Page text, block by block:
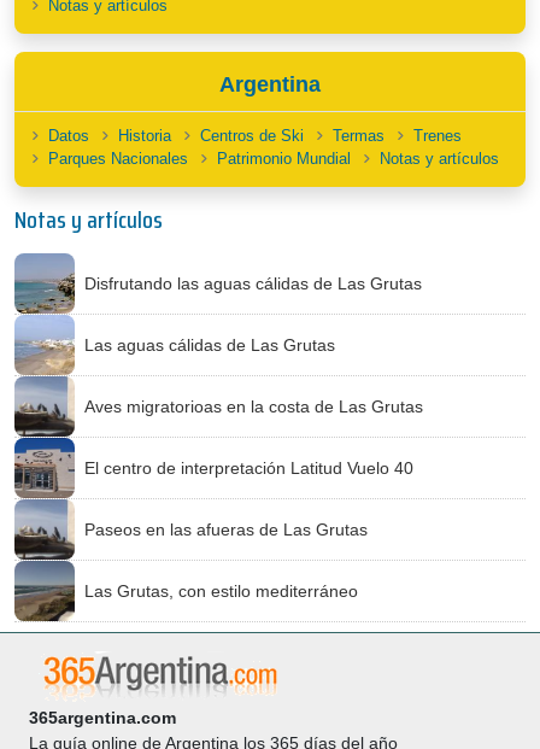
Notas y artículos
Argentina
Datos Historia Centros de Ski Termas
Trenes
Parques Nacionales
Patrimonio Mundial Notas y artículos
Notas y artículos
Disfrutando las aguas cálidas de Las Grutas
Las aguas cálidas de Las Grutas
Aves migratorioas en la costa de Las Grutas
El centro de interpretación Latitud Vuelo 40
Paseos en las afueras de Las Grutas
Las Grutas, con estilo mediterráneo
365argentina.com
La guía online de Argentina los 365 días del año